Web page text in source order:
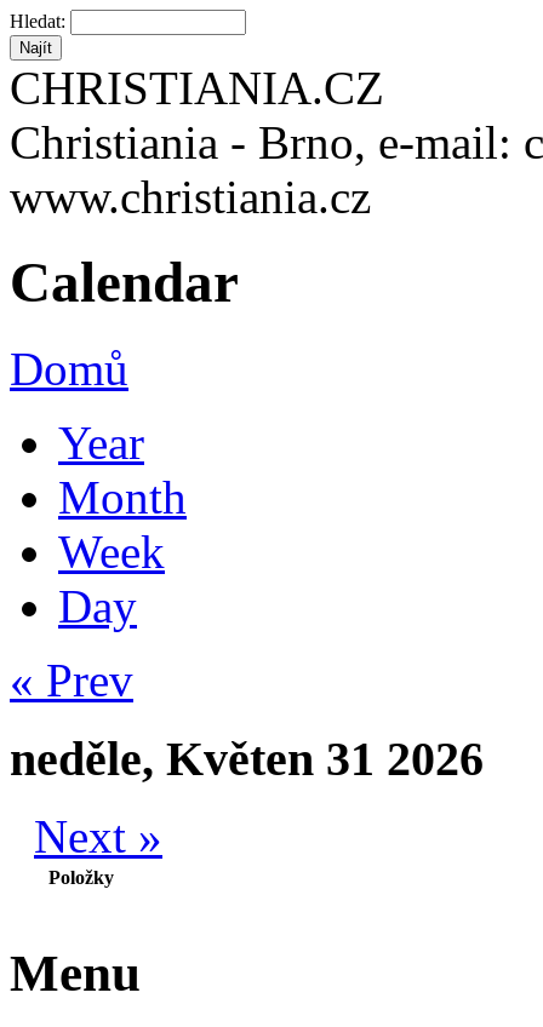
Hledat:
CHRISTIANIA.CZ
Christiania - Brno, e-mail:
www.christiania.cz
Calendar
Domů
Year
Month
Week
Day
« Prev
neděle, Květen 31 2026
Next »
Položky
Menu